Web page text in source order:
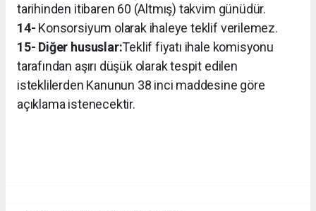
tarihinden itibaren 60 (Altmış) takvim günüdür.
14- Konsorsiyum olarak ihaleye teklif verilemez.
15- Diğer hususlar:Teklif fiyatı ihale komisyonu
tarafından aşırı düşük olarak tespit edilen
isteklilerden Kanunun 38 inci maddesine göre
açıklama istenecektir.